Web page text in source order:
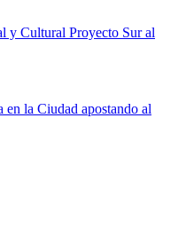
y Cultural Proyecto Sur al
en la Ciudad apostando al